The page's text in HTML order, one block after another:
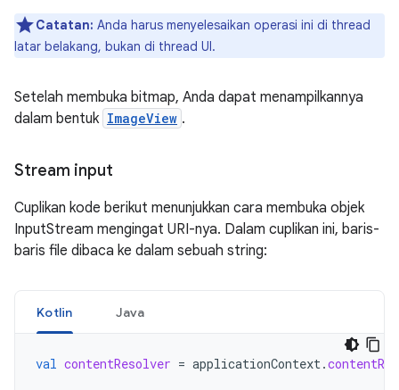
Catatan: Anda harus menyelesaikan operasi ini di thread
latar belakang, bukan di thread UI.
Setelah membuka bitmap, Anda dapat menampilkannya
dalam bentuk ImageView .
Stream input
Cuplikan kode berikut menunjukkan cara membuka objek
InputStream mengingat URI-nya. Dalam cuplikan ini, baris-
baris file dibaca ke dalam sebuah string:
Kotlin Java
val contentResolver = applicationContext.